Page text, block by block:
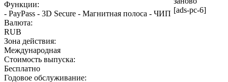
[ads-pc-6]
Функции:
- PayPass - 3D Secure - Магнитная полоса - ЧИП
Валюта:
RUB
Зона действия:
Международная
Стоимость выпуска:
Бесплатно
Годовое обслуживание: